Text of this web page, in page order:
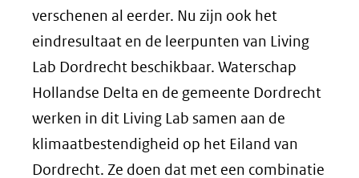
verschenen al eerder. Nu zijn ook het
eindresultaat en de leerpunten van Living
Lab Dordrecht beschikbaar. Waterschap
Hollandse Delta en de gemeente Dordrecht
werken in dit Living Lab samen aan de
klimaatbestendigheid op het Eiland van
Dordrecht. Ze doen dat met een combinatie